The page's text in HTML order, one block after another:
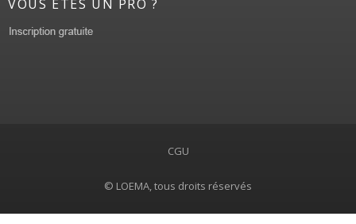
VOUS ETES UN PRO ?
CGU
© LOEMA, tous droits réservés